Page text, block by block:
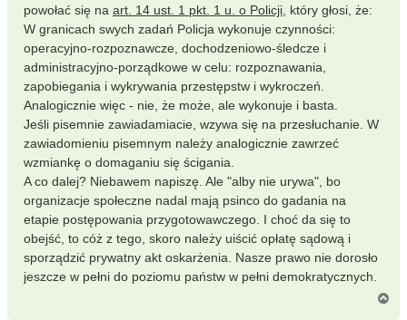
powołać się na art. 14 ust. 1 pkt. 1 u. o Policji , który głosi, że:
W granicach swych zadań Policja wykonuje czynności:
operacyjno-rozpoznawcze, dochodzeniowo-śledcze i
administracyjno-porządkowe w celu: rozpoznawania,
zapobiegania i wykrywania przestępstw i wykroczeń.
Analogicznie więc - nie, że może, ale wykonuje i basta.
Jeśli pisemnie zawiadamiacie, wzywa się na przesłuchanie. W
zawiadomieniu pisemnym należy analogicznie zawrzeć
wzmiankę o domaganiu się ścigania.
A co dalej? Niebawem napiszę. Ale "alby nie urywa", bo
organizacje społeczne nadal mają psinco do gadania na
etapie postępowania przygotowawczego. I choć da się to
obejść, to cóż z tego, skoro należy uiścić opłatę sądową i
sporządzić prywatny akt oskarżenia. Nasze prawo nie dorosło
jeszcze w pełni do poziomu państw w pełni demokratycznych.